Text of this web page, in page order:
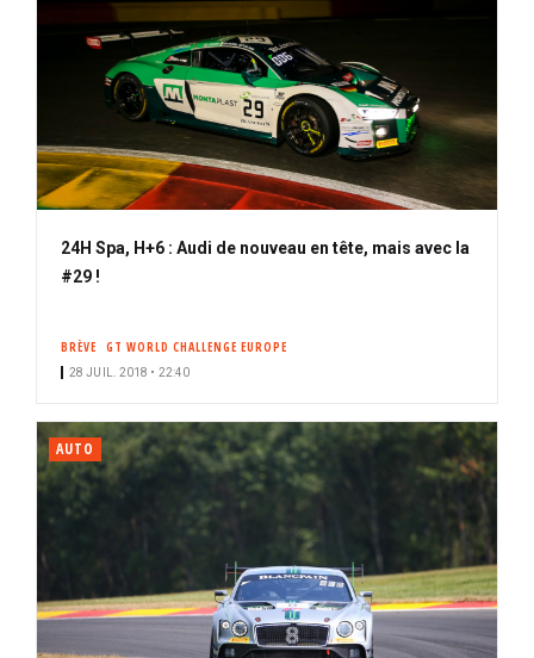
24H Spa, H+6 : Audi de nouveau en tête, mais avec la
#29 !
BRÈVE GT WORLD CHALLENGE EUROPE
28 JUIL. 2018 • 22:40
AUTO